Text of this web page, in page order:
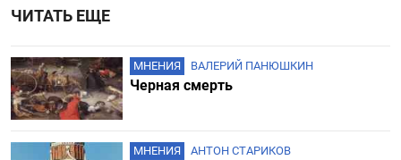
ЧИТАТЬ ЕЩЕ
МНЕНИЯ ВАЛЕРИЙ ПАНЮШКИН
Черная смерть
МНЕНИЯ АНТОН СТАРИКОВ